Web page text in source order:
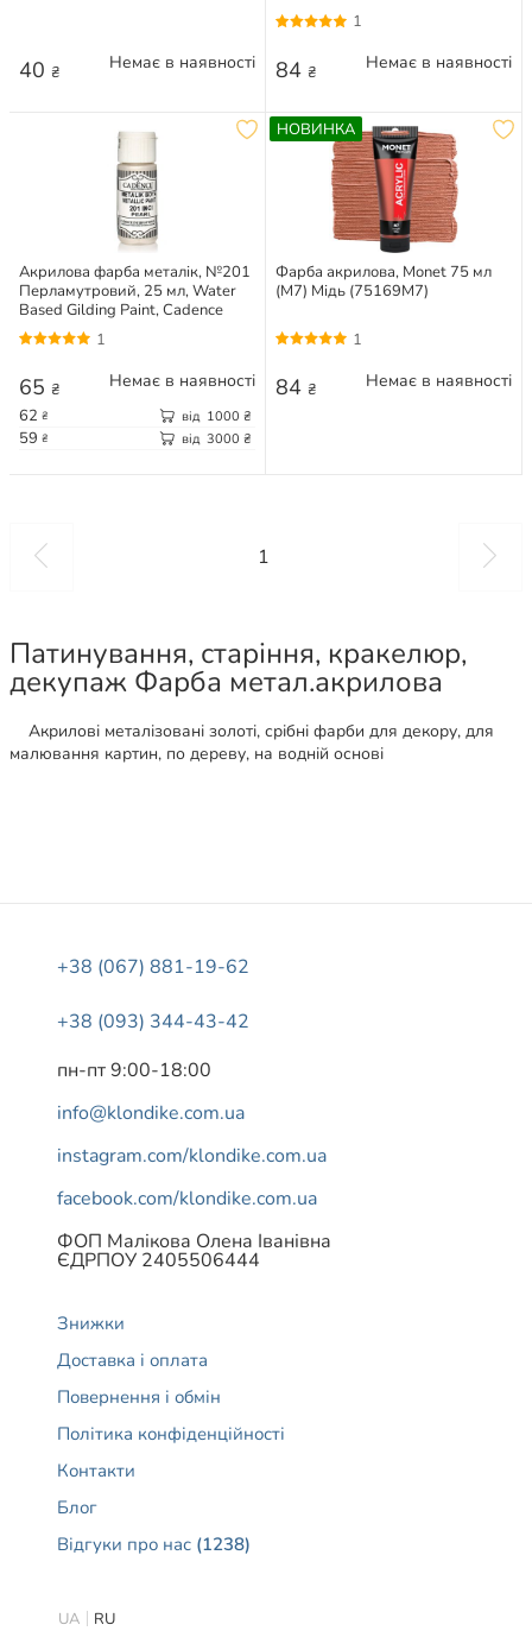
40 ₴ Немає в наявності
1
84 ₴ Немає в наявності
Акрилова фарба металік, №201
Перламутровий, 25 мл, Water
Based Gilding Paint, Cadence
1
65 ₴ Немає в наявності
62 ₴ від 1000 ₴
59 ₴ від 3000 ₴
НОВИНКА
Фарба акрилова, Monet 75 мл
(M7) Мідь (75169M7)
1
84 ₴ Немає в наявності
1
Патинування, старіння, кракелюр,
декупаж Фарба метал.акрилова
Акрилові металізовані золоті, срібні фарби для декору, для
малювання картин, по дереву, на водній основі
+38 (067) 881-19-62
+38 (093) 344-43-42
пн-пт 9:00-18:00
info@klondike.com.ua
instagram.com/klondike.com.ua
facebook.com/klondike.com.ua
ФОП Малікова Олена Іванівна
ЄДРПОУ 2405506444
Знижки
Доставка і оплата
Повернення і обмін
Політика конфіденційності
Контакти
Блог
Відгуки про нас (1238)
UA RU